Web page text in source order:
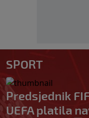
SPORT
Predsjednik
UEFA platila